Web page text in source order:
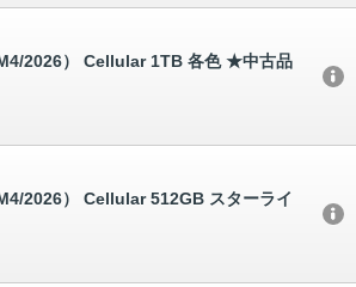
2026） Cellular 1TB 各色 ★中古品
2026） Cellular 512GB スターライ